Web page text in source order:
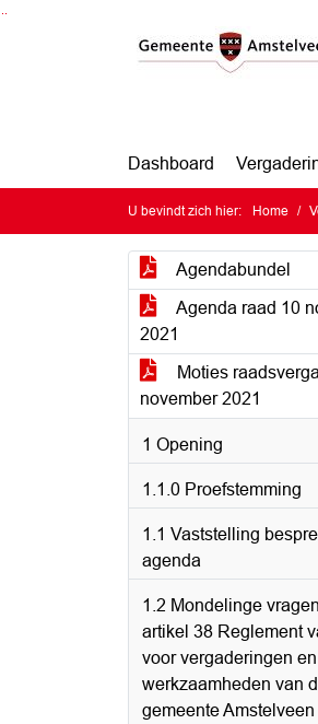
Dashboard
U bevindt zich hier: Home
Agendabundel
Agenda raad 10
2021
Moties
november 2021
1 Opening
1.1.0 Proefstemming
1.1 Vaststelling
agenda
1.2 Mondelinge
artikel 38 Reglement
voor vergaderingen
werkzaamheden van
gemeente